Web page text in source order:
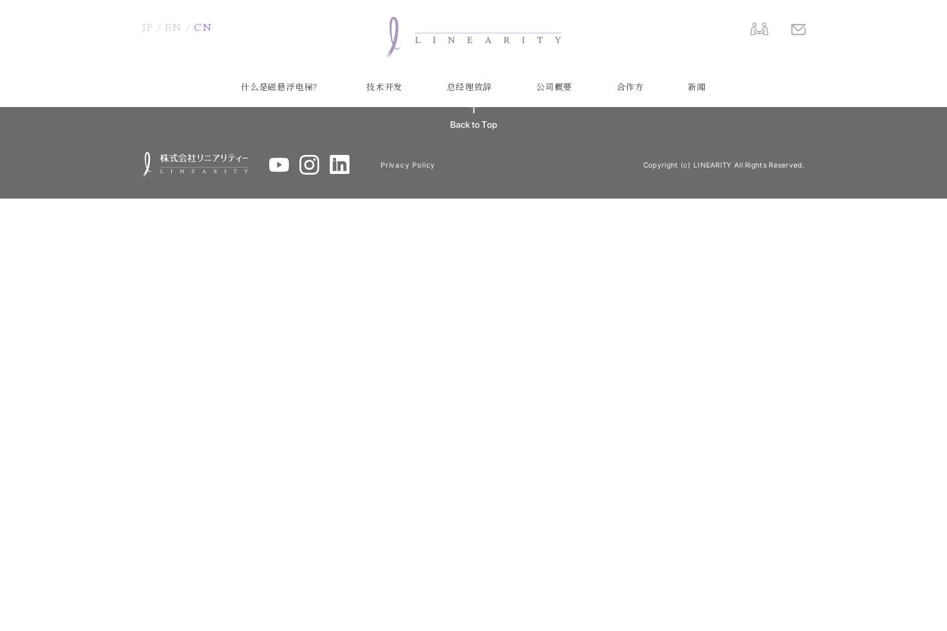
JP EN CN
什么是磁悬浮电梯？ 技术开发 总经理致辞 公司概要 合作方 新闻
Privacy Policy Copyright (c) LINEARITY All Rights Reserved.